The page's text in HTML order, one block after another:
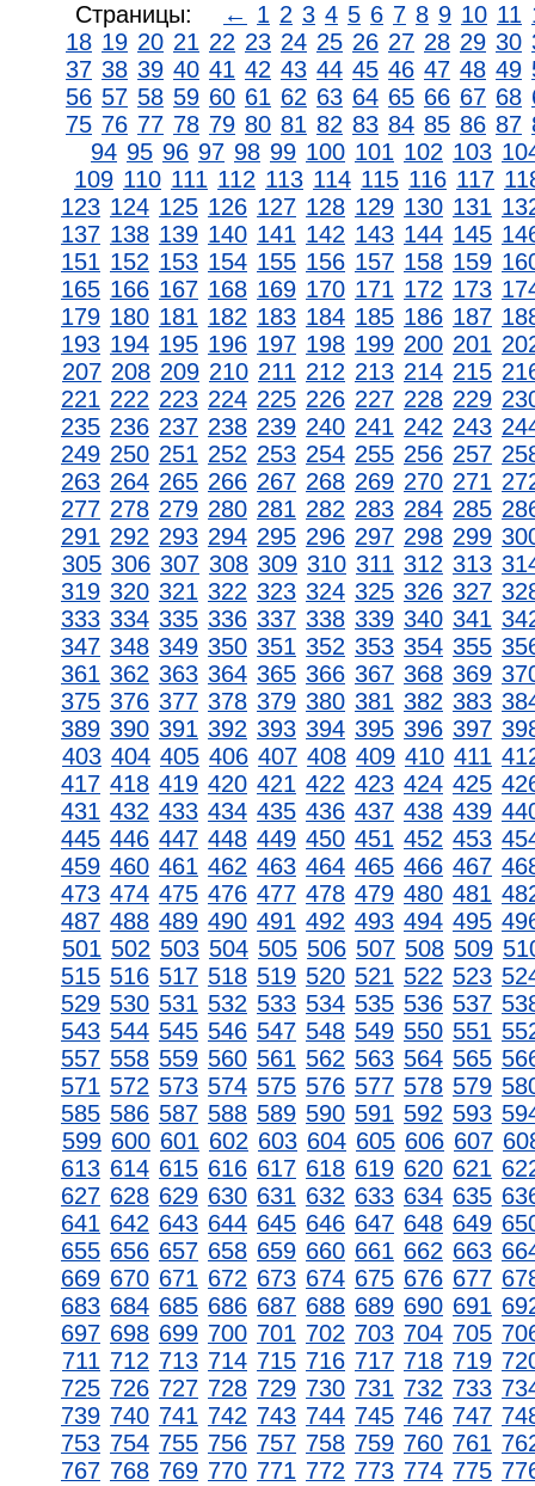
Страницы: ← 1 2 3 4 5 6 7 8 9 10 11
18 19 20 21 22 23 24 25 26 27 28 29 30
37 38 39 40 41 42 43 44 45 46 47 48 49
56 57 58 59 60 61 62 63 64 65 66 67 68
75 76 77 78 79 80 81 82 83 84 85 86 87
94 95 96 97 98 99 100 101 102 103
109 110 111 112 113 114 115 116 117
123 124 125 126 127 128 129 130 131
137 138 139 140 141 142 143 144 145
151 152 153 154 155 156 157 158 159
165 166 167 168 169 170 171 172 173
179 180 181 182 183 184 185 186 187
193 194 195 196 197 198 199 200 201
207 208 209 210 211 212 213 214 215
221 222 223 224 225 226 227 228 229
235 236 237 238 239 240 241 242 243
249 250 251 252 253 254 255 256 257
263 264 265 266 267 268 269 270 271
277 278 279 280 281 282 283 284 285
291 292 293 294 295 296 297 298 299
305 306 307 308 309 310 311 312 313
319 320 321 322 323 324 325 326 327
333 334 335 336 337 338 339 340 341
347 348 349 350 351 352 353 354 355
361 362 363 364 365 366 367 368 369
375 376 377 378 379 380 381 382 383
389 390 391 392 393 394 395 396 397
403 404 405 406 407 408 409 410 411
417 418 419 420 421 422 423 424 425
431 432 433 434 435 436 437 438 439
445 446 447 448 449 450 451 452 453
459 460 461 462 463 464 465 466 467
473 474 475 476 477 478 479 480 481
487 488 489 490 491 492 493 494 495
501 502 503 504 505 506 507 508 509
515 516 517 518 519 520 521 522 523
529 530 531 532 533 534 535 536 537
543 544 545 546 547 548 549 550 551
557 558 559 560 561 562 563 564 565
571 572 573 574 575 576 577 578 579
585 586 587 588 589 590 591 592 593
599 600 601 602 603 604 605 606 607
613 614 615 616 617 618 619 620 621
627 628 629 630 631 632 633 634 635
641 642 643 644 645 646 647 648 649
655 656 657 658 659 660 661 662 663
669 670 671 672 673 674 675 676 677
683 684 685 686 687 688 689 690 691
697 698 699 700 701 702 703 704 705
711 712 713 714 715 716 717 718 719
725 726 727 728 729 730 731 732 733
739 740 741 742 743 744 745 746 747
753 754 755 756 757 758 759 760 761
767 768 769 770 771 772 773 774 775